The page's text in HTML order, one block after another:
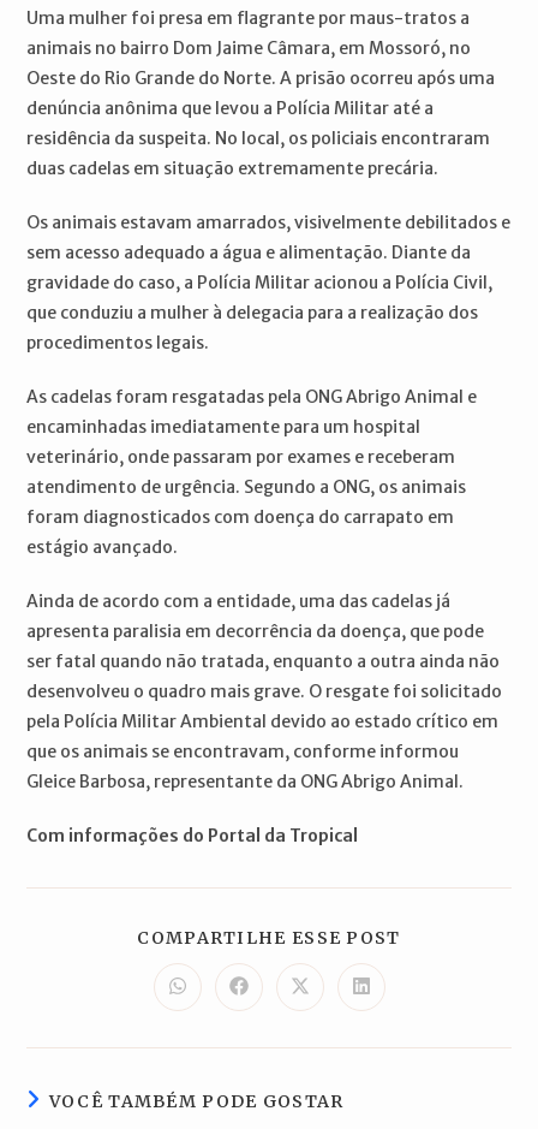
Uma mulher foi presa em flagrante por maus-tratos a
animais no bairro Dom Jaime Câmara, em Mossoró, no
Oeste do Rio Grande do Norte. A prisão ocorreu após uma
denúncia anônima que levou a Polícia Militar até a
residência da suspeita. No local, os policiais encontraram
duas cadelas em situação extremamente precária.
Os animais estavam amarrados, visivelmente debilitados e
sem acesso adequado a água e alimentação. Diante da
gravidade do caso, a Polícia Militar acionou a Polícia Civil,
que conduziu a mulher à delegacia para a realização dos
procedimentos legais.
As cadelas foram resgatadas pela ONG Abrigo Animal e
encaminhadas imediatamente para um hospital
veterinário, onde passaram por exames e receberam
atendimento de urgência. Segundo a ONG, os animais
foram diagnosticados com doença do carrapato em
estágio avançado.
Ainda de acordo com a entidade, uma das cadelas já
apresenta paralisia em decorrência da doença, que pode
ser fatal quando não tratada, enquanto a outra ainda não
desenvolveu o quadro mais grave. O resgate foi solicitado
pela Polícia Militar Ambiental devido ao estado crítico em
que os animais se encontravam, conforme informou
Gleice Barbosa, representante da ONG Abrigo Animal.
Com informações do Portal da Tropical
COMPARTILHE ESSE POST
Abre
em
nova
Abre
em
nova
Abre
em
nova
Abre
em
nova
VOCÊ TAMBÉM PODE GOSTAR